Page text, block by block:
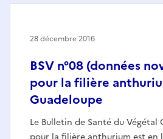
BSV n°08 (données
pour la filière
Guadeloupe
Le Bulletin de Santé du Végétal
28 décembre 2016